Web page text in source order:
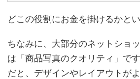
どこの役割にお金を掛けるかとい
ちなみに、大部分のネットショ
は「商品写真のクオリティ」で
だと、デザインやレイアウトが